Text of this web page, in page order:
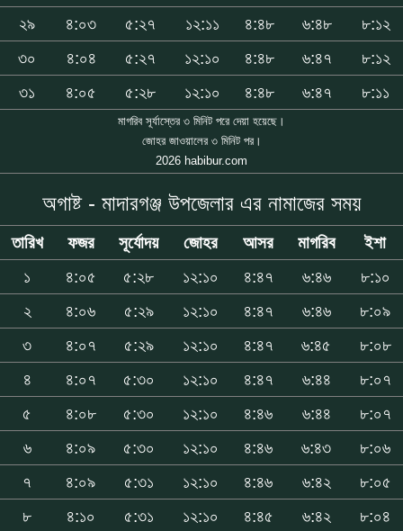
২৯
৪:০৩ ৫:২৭ ১২:১১ ৪:৪৮ ৬:৪৮
৮:১২
৩০
৪:০৪ ৫:২৭ ১২:১০ ৪:৪৮ ৬:৪৭
৮:১২
৩১
৪:০৫ ৫:২৮ ১২:১০ ৪:৪৮ ৬:৪৭ ৮:১১
মাগরিব সূর্যাস্তের ৩ মিনিট পরে দেয়া হয়েছে।
জোহর জাওয়ালের ৩ মিনিট পর।
2026 habibur.com
অগাষ্ট - মাদারগঞ্জ উপজেলার এর নামাজের সময়
তারিখ ফজর সূর্যোদয় জোহর আসর মাগরিব
ইশা
১
৪:০৫ ৫:২৮ ১২:১০ ৪:৪৭ ৬:৪৬
৮:১০
২
৪:০৬ ৫:২৯ ১২:১০ ৪:৪৭ ৬:৪৬
৮:০৯
৩
৪:০৭ ৫:২৯ ১২:১০ ৪:৪৭ ৬:৪৫
৮:০৮
৪
৪:০৭ ৫:৩০ ১২:১০ ৪:৪৭ ৬:৪৪
৮:০৭
৫
৪:০৮ ৫:৩০ ১২:১০ ৪:৪৬ ৬:৪৪
৮:০৭
৬
৪:০৯ ৫:৩০ ১২:১০ ৪:৪৬ ৬:৪৩
৮:০৬
৭
৪:০৯ ৫:৩১ ১২:১০ ৪:৪৬ ৬:৪২
৮:০৫
৮
৪:১০ ৫:৩১ ১২:১০ ৪:৪৫ ৬:৪২
৮:০৪